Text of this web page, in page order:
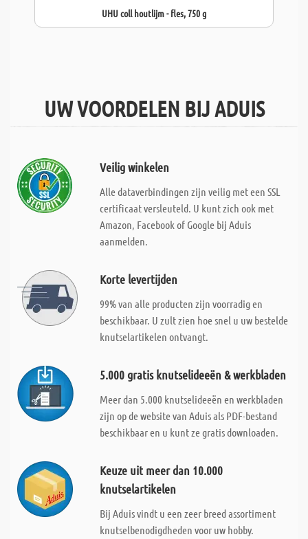
UHU coll houtlijm - fles, 750 g
UW VOORDELEN BIJ ADUIS
Veilig winkelen
Alle dataverbindingen zijn veilig met een SSL
certificaat versleuteld. U kunt zich ook met
Amazon, Facebook of Google bij Aduis
aanmelden.
Korte levertijden
99% van alle producten zijn voorradig en
beschikbaar. U zult zien hoe snel u uw bestelde
knutselartikelen ontvangt.
5.000 gratis knutselideeën & werkbladen
Meer dan 5.000 knutselideeën en werkbladen
zijn op de website van Aduis als PDF-bestand
beschikbaar en u kunt ze gratis downloaden.
Keuze uit meer dan 10.000
knutselartikelen
Bij Aduis vindt u een zeer breed assortiment
knutselbenodigdheden voor uw hobby.